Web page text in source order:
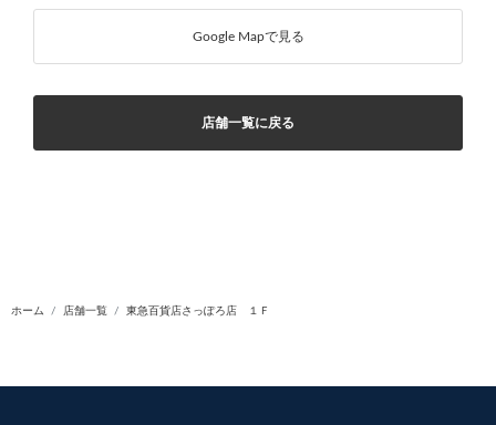
Google Mapで見る
店舗一覧に戻る
ホーム 店舗一覧 東急百貨店さっぽろ店 １Ｆ